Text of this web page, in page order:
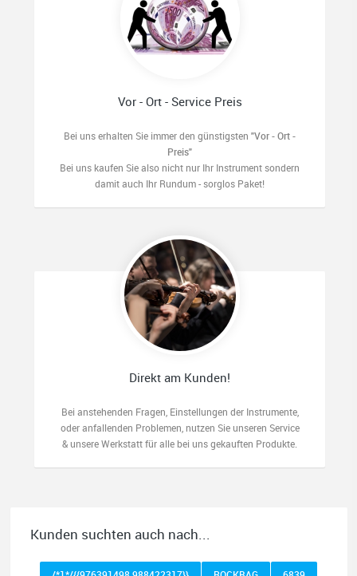
Vor - Ort - Service Preis
Bei uns erhalten Sie immer den günstigsten "Vor - Ort -
Preis"
Bei uns kaufen Sie also nicht nur Ihr Instrument sondern
damit auch Ihr Rundum - sorglos Paket!
Direkt am Kunden!
Bei anstehenden Fragen, Einstellungen der Instrumente,
oder anfallenden Problemen, nutzen Sie unseren Service
& unsere Werkstatt für alle bei uns gekauften Produkte.
Kunden suchten auch nach...